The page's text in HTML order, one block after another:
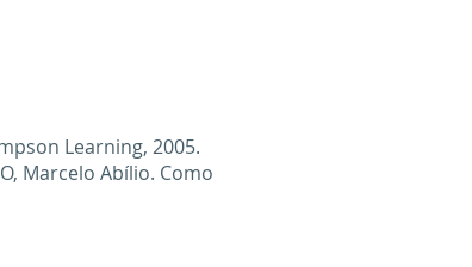
Learning, 2005.
Marcelo Abílio. Como